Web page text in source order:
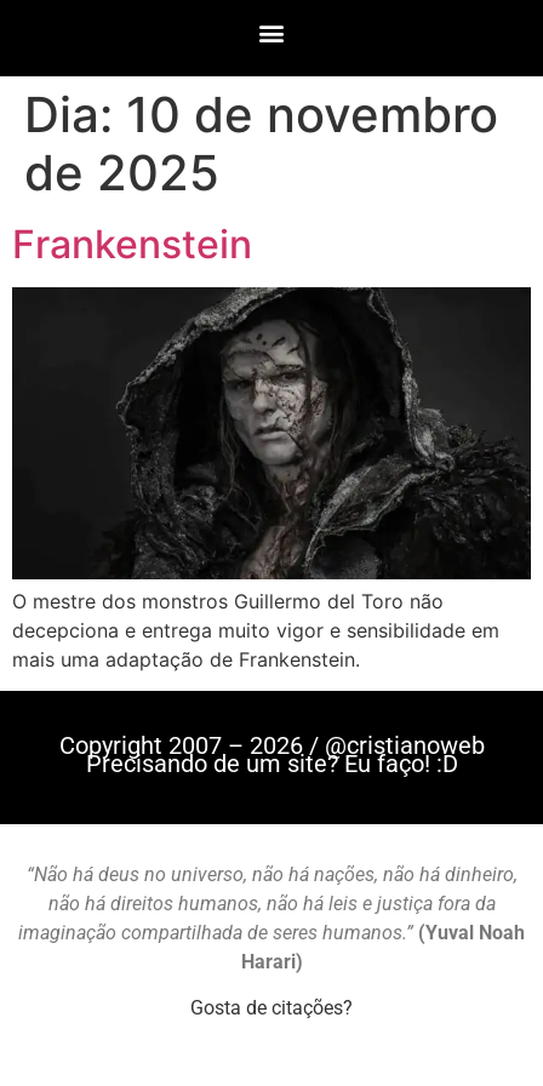
Dia: 10 de novembro
de 2025
Frankenstein
O mestre dos monstros Guillermo del Toro não
decepciona e entrega muito vigor e sensibilidade em
mais uma adaptação de Frankenstein.
Copyright 2007 – 2026 / @cristianoweb
Precisando de um site? Eu faço! :D
“Não há deus no universo, não há nações, não há dinheiro,
não há direitos humanos, não há leis e justiça fora da
imaginação compartilhada de seres humanos.” (Yuval Noah
Harari)
Gosta de citações?